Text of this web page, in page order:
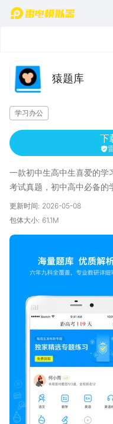
首页
猿题库
学习办公
下
一款初中生高中生喜爱的学
考试真题，初中高中必备的
品。
2. @余角45度：高考党头
3.@Su：很厉害的一款软
4.@蠢蛇：说真的，初三的
刷上了高中，效果不用解释
5.@14年中大新生：题目
便！这么好的应用不推荐心
【猿题库优势特色】
1、全面覆盖各科考点：题
生物、政治(思想品德)、历
题尽收囊中。
更新时间: 2026-05-08
包体大小: 61.1M